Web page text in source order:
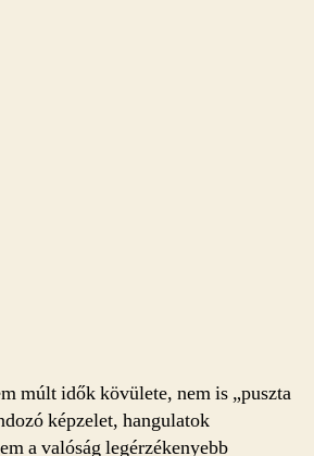
múlt idők kövülete, nem is „puszta
képzelet, hangulatok
a valóság legérzékenyebb